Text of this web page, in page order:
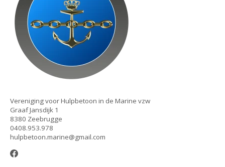
Vereniging voor Hulpbetoon in de Marine vzw
Graaf Jansdijk 1
8380 Zeebrugge
0408.953.978
hulpbetoon.marine@gmail.com